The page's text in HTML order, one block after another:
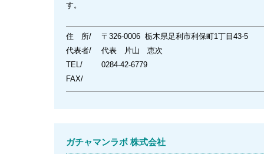
す。
住 所/
〒326-0006 栃木県足利市利保町1丁目43-5
代表者/
代表 片山 恵次
TEL/
0284-42-6779
FAX/
ガチャマンラボ 株式会社